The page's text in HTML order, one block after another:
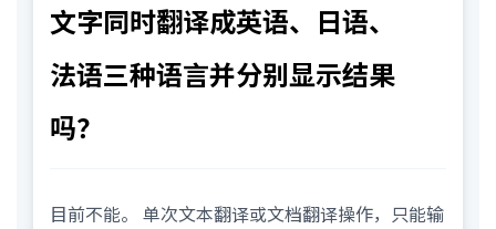
文字同时翻译成英语、日语、
法语三种语言并分别显示结果
吗？
目前不能。 单次文本翻译或文档翻译操作，只能输